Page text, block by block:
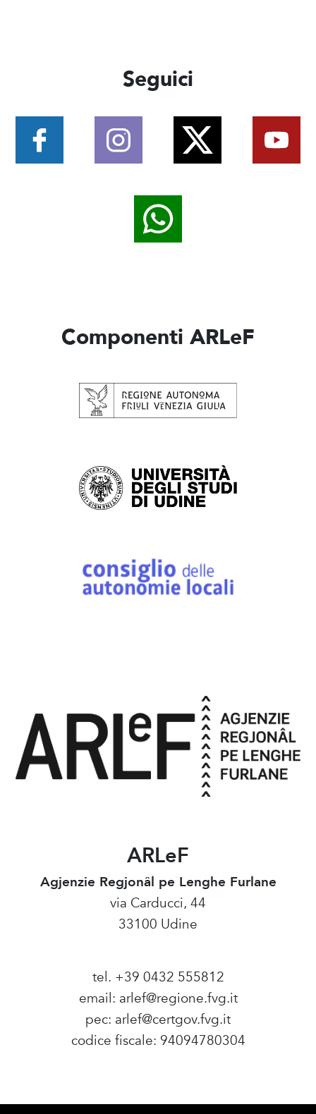
Seguici
Componenti ARLeF
ARLeF
Agjenzie Regjonâl pe Lenghe Furlane
via Carducci, 44
33100 Udine
tel. +39 0432 555812
email: arlef@regione.fvg.it
pec: arlef@certgov.fvg.it
codice fiscale: 94094780304